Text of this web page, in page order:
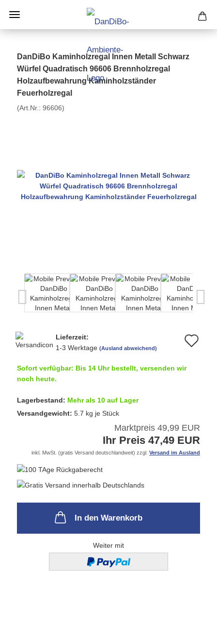
DanDiBo Kaminholzregal Innen Metall Schwarz
Würfel Quadratisch 96606 Brennholzregal
Holzaufbewahrung Kaminholzständer
Feuerholzregal
(Art.Nr.: 96606)
Lieferzeit:
1-3 Werktage (Ausland abweichend)
Sofort verfügbar: Bis 14 Uhr bestellt, versenden wir
noch heute.
Lagerbestand: Mehr als 10 auf Lager
Versandgewicht: 5.7 kg je Stück
Marktpreis 49,99 EUR
Ihr Preis 47,49 EUR
inkl. MwSt. (gratis Versand deutschlandweit) zzgl. Versand im Ausland
In den Warenkorb
Weiter mit